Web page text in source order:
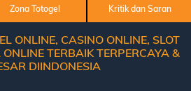
Zona Totogel Kritik dan Saran
ONLINE, CASINO ONLINE, SLOT
TERBAIK TERPERCAYA &
DIINDONESIA